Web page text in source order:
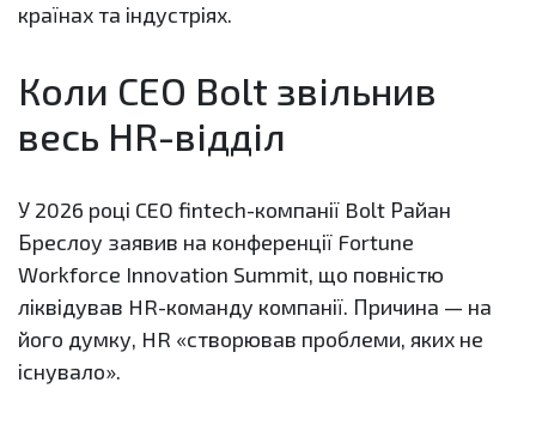
країнах та індустріях.
Коли CEO Bolt звільнив
весь HR-відділ
У 2026 році CEO fintech-компанії Bolt Райан
Бреслоу заявив на конференції Fortune
Workforce Innovation Summit, що повністю
ліквідував HR-команду компанії. Причина — на
його думку, HR «створював проблеми, яких не
існувало».